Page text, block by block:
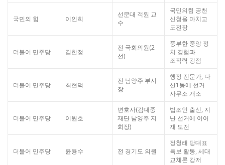
국민의 힘 이인희
선문대 객원 교
수
국민의힘 공천
신청을 마치고
도전장
더불어 민주당 김한정
전 국회의원(2
선)
풍부한 중앙 정
치 경험과
조직력 강점
더불어 민주당 최현덕
전 남양주 부시
장
행정 전문가, 다
산1동에 선거
사무소 개소
더불어 민주당 이원호
변호사(김대중
재단 남양주 지
회장)
법조인 출신, 지
난 선거에 이어
재 도전
더불어 민주당 윤용수 전 경기도 의원
정청래 당대표
특보 활동, 세대
교체론 강저